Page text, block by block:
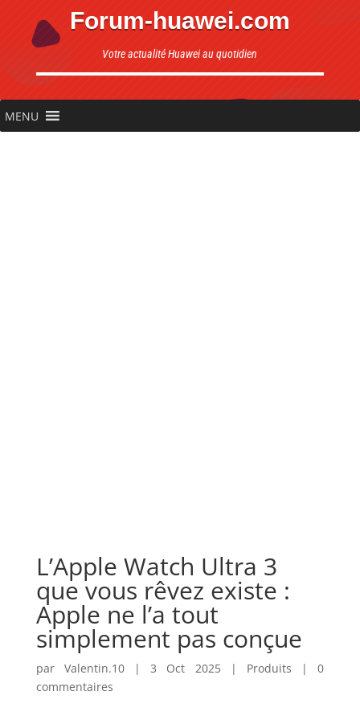
Forum-huawei.com
Votre actualité Huawei au quotidien
MENU
L’Apple Watch Ultra 3
que vous rêvez existe :
Apple ne l’a tout
simplement pas conçue
par Valentin.10|3 Oct 2025| Produits |0
commentaires